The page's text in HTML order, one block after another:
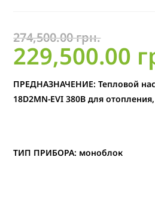
274,500.00грн.
229,500.00
ПРЕДНАЗНАЧЕНИЕ: Тепловой
18D2MN-EVI 380В для
ТИП ПРИБОРА: моноблок